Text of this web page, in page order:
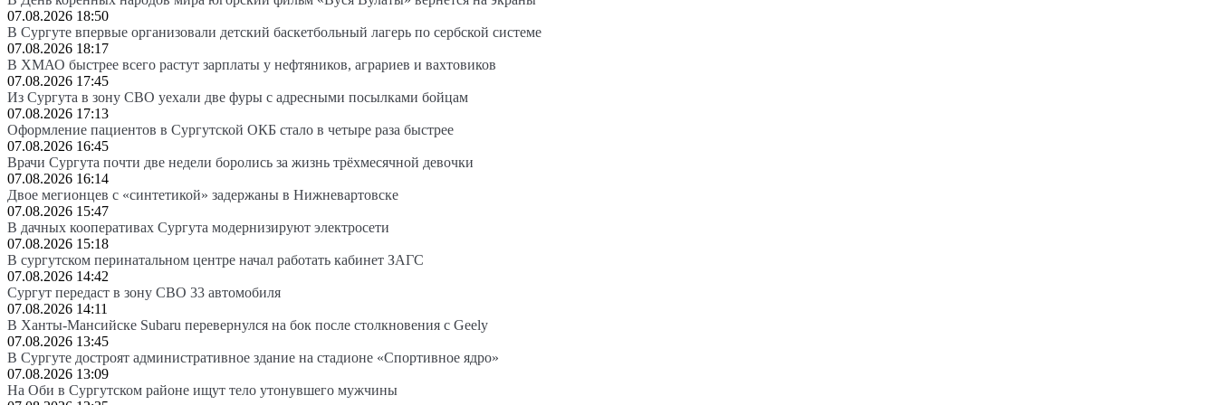
07.08.2026 18:50
В Сургуте впервые организовали детский баскетбольный лагерь по сербской системе
07.08.2026 18:17
В ХМАО быстрее всего растут зарплаты у нефтяников, аграриев и вахтовиков
07.08.2026 17:45
Из Сургута в зону СВО уехали две фуры с адресными посылками бойцам
07.08.2026 17:13
Оформление пациентов в Сургутской ОКБ стало в четыре раза быстрее
07.08.2026 16:45
Врачи Сургута почти две недели боролись за жизнь трёхмесячной девочки
07.08.2026 16:14
Двое мегионцев с «синтетикой» задержаны в Нижневартовске
07.08.2026 15:47
В дачных кооперативах Сургута модернизируют электросети
07.08.2026 15:18
В сургутском перинатальном центре начал работать кабинет ЗАГС
07.08.2026 14:42
Сургут передаст в зону СВО 33 автомобиля
07.08.2026 14:11
В Ханты-Мансийске Subaru перевернулся на бок после столкновения с Geely
07.08.2026 13:45
В Сургуте достроят административное здание на стадионе «Спортивное ядро»
07.08.2026 13:09
На Оби в Сургутском районе ищут тело утонувшего мужчины